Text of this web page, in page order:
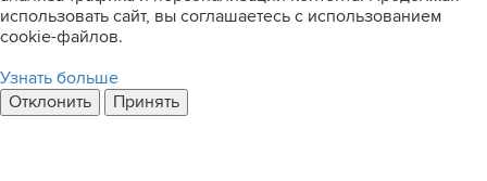
использовать сайт, вы соглашаетесь с использованием
cookie-файлов.
Узнать больше
Отклонить
Принять